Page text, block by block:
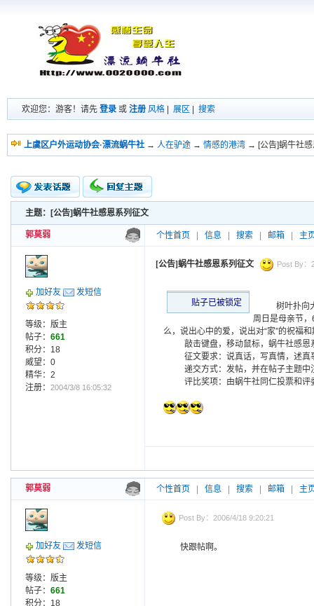
欢迎您：游客！请先 登录 或 注册 风格 展区 搜索
上虞区户外运动协会·漂流蜗牛社 → 人在驴途 → 情感的港湾 → [公告]蜗牛社
新的主题
投票帖
小字报
主题：[公告]蜗牛社感恩系列征文
郭莫弱 个性首页 信息 搜索 邮箱 主
加好友 发短信
等级：版主
帖子： 661
积分：18
威望：0
精华：2
注册： 2004/3/8 16:05:32
[公告]蜗牛社感恩系列征文 Post By：
贴子已被锁定
树叶扑向
周日是母亲节
么，说出心中的爱，说出对“家”的祝福
敲击键盘，移动鼠标，蜗牛社感
征文要求：说真话，写真情，述
递交方式：发帖，并在帖子主题中
评比奖项：由蜗牛社同仁投票和
郭莫弱 个性首页 信息 搜索 邮箱 主
加好友 发短信
等级：版主
帖子： 661
积分：18
Post By：2006/4/18 9:20:21
快跟帖啊。